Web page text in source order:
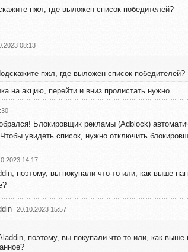
пжл, где выложен список победителей?
08:13
пжл, где выложен список победителей?
на акцию, перейти и вниз пролистать нужно
Блокировщик рекламы (Adblock)
увидеть список, нужно отключить
14:17
, поэтому, вы покупали что-то или, как выше
20.10.2023 15:57
, поэтому, вы покупали что-то или, как